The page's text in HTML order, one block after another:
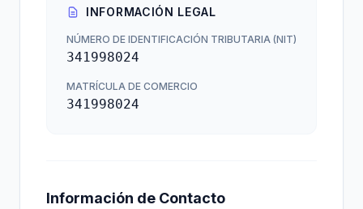
INFORMACIÓN LEGAL
NÚMERO DE IDENTIFICACIÓN TRIBUTARIA (NIT)
341998024
MATRÍCULA DE COMERCIO
341998024
Información de Contacto